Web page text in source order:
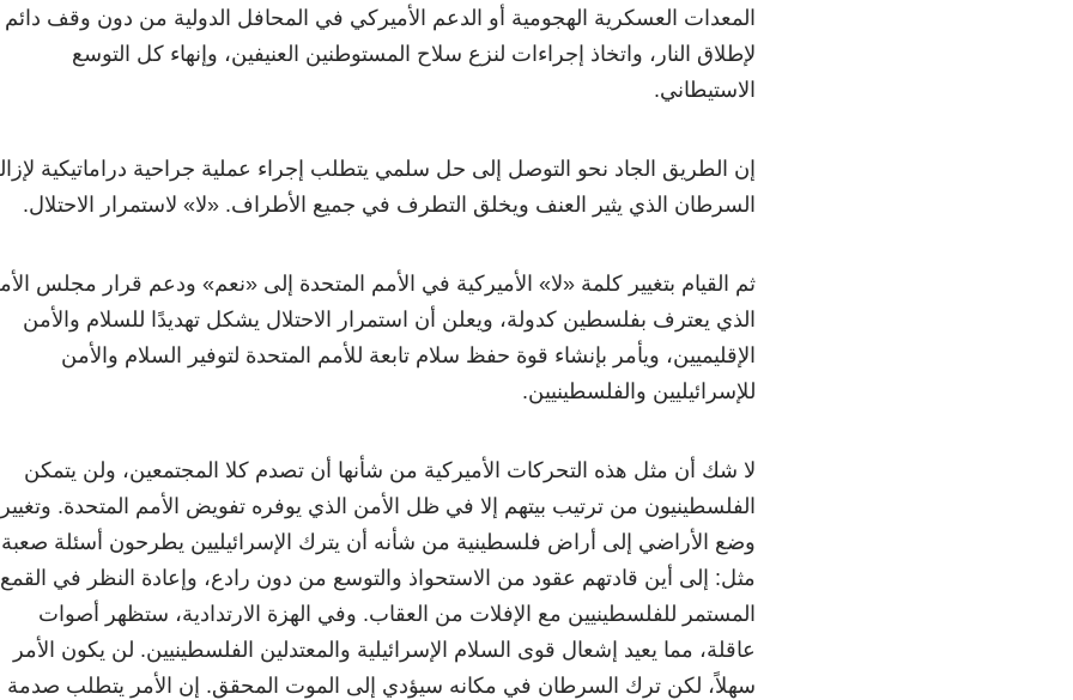
المعدات العسكرية الهجومية أو الدعم الأميركي في المحافل الدولية من دون وقف دائم
لإطلاق النار، واتخاذ إجراءات لنزع سلاح المستوطنين العنيفين، وإنهاء كل التوسع
الاستيطاني.
إن الطريق الجاد نحو التوصل إلى حل سلمي يتطلب إجراء عملية جراحية دراماتيكية
السرطان الذي يثير العنف ويخلق التطرف في جميع الأطراف. «لا» لاستمرار الاحتلال.
ثم القيام بتغيير كلمة «لا» الأميركية في الأمم المتحدة إلى «نعم» ودعم قرار مجلس
الذي يعترف بفلسطين كدولة، ويعلن أن استمرار الاحتلال يشكل تهديدًا للسلام والأمن
الإقليميين، ويأمر بإنشاء قوة حفظ سلام تابعة للأمم المتحدة لتوفير السلام والأمن
للإسرائيليين والفلسطينيين.
لا شك أن مثل هذه التحركات الأميركية من شأنها أن تصدم كلا المجتمعين، ولن يتمكن
الفلسطينيون من ترتيب بيتهم إلا في ظل الأمن الذي يوفره تفويض الأمم المتحدة. وتغيير
وضع الأراضي إلى أراض فلسطينية من شأنه أن يترك الإسرائيليين يطرحون أسئلة صعبة
مثل: إلى أين قادتهم عقود من الاستحواذ والتوسع من دون رادع، وإعادة النظر في القمع
المستمر للفلسطينيين مع الإفلات من العقاب. وفي الهزة الارتدادية، ستظهر أصوات
عاقلة، مما يعيد إشعال قوى السلام الإسرائيلية والمعتدلين الفلسطينيين. لن يكون الأمر
سهلاً، لكن ترك السرطان في مكانه سيؤدي إلى الموت المحقق. إن الأمر يتطلب صدمة